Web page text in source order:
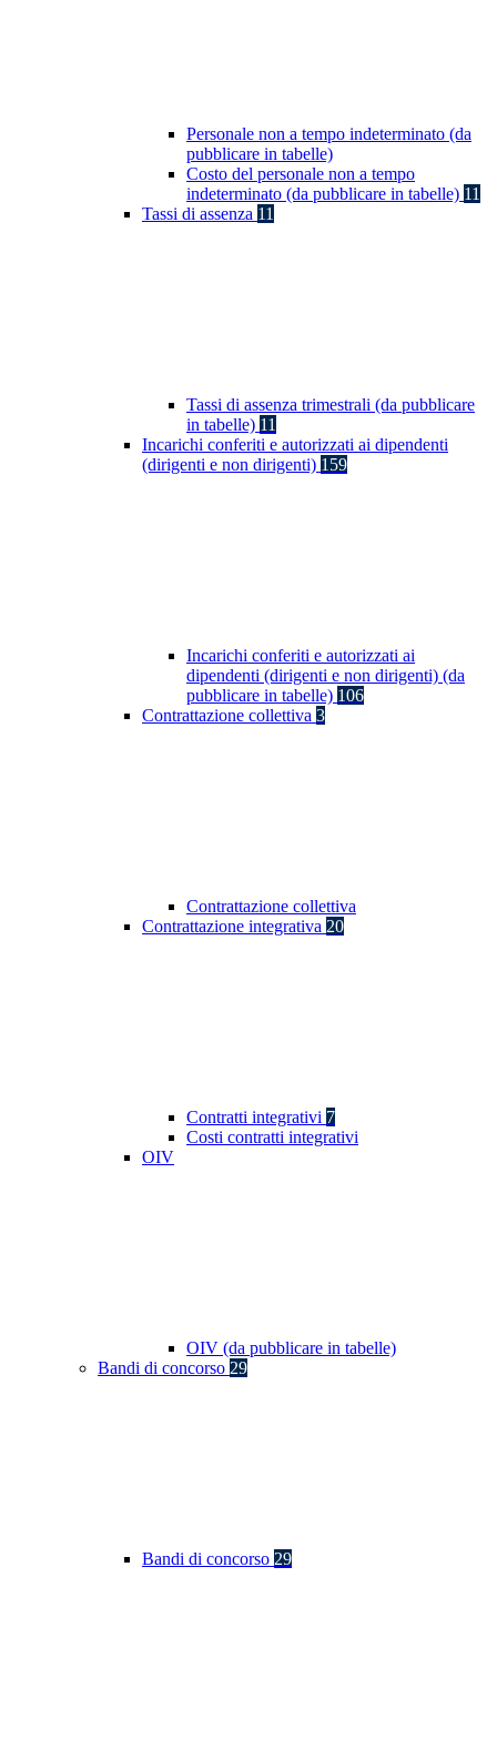
Personale non a tempo indeterminato (da
pubblicare in tabelle)
Costo del personale non a tempo
indeterminato (da pubblicare in tabelle) 11
Tassi di assenza 11
Tassi di assenza trimestrali (da pubblicare
in tabelle) 11
Incarichi conferiti e autorizzati ai dipendenti
(dirigenti e non dirigenti) 159
Incarichi conferiti e autorizzati ai
dipendenti (dirigenti e non dirigenti) (da
pubblicare in tabelle) 106
Contrattazione collettiva 3
Contrattazione collettiva
Contrattazione integrativa 20
Contratti integrativi 7
Costi contratti integrativi
OIV
OIV (da pubblicare in tabelle)
Bandi di concorso 29
Bandi di concorso 29